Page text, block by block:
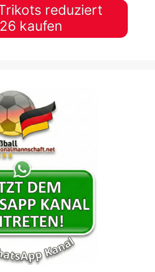
reduziert
kaufen